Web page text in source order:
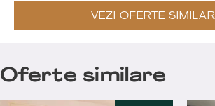
VEZI OFERTE
Oferte similare